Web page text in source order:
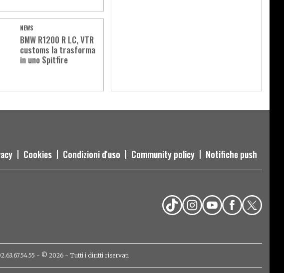
NEWS
BMW R1200 R LC, VTR
customs la trasforma
in uno Spitfire
Cookies Condizioni d'uso Community policy Notifiche push
- © 2026 - Tutti i diritti riservati